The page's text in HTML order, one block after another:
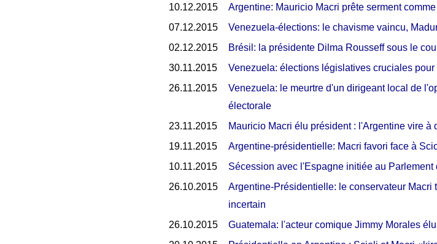
10.12.2015
Argentine: Mauricio Macri prête serment
07.12.2015
Venezuela-élections: le chavisme vaincu,
02.12.2015
Brésil: la présidente Dilma Rousseff sous le
30.11.2015
Venezuela: élections législatives cruciales
26.11.2015
Venezuela: le meurtre d'un dirigeant local de
électorale
23.11.2015
Mauricio Macri élu président : l'Argentine vire à
19.11.2015
Argentine-présidentielle: Macri favori face à
10.11.2015
Sécession avec l'Espagne initiée au Parlement
26.10.2015
Argentine-Présidentielle: le conservateur
incertain
26.10.2015
Guatemala: l'acteur comique Jimmy Morales